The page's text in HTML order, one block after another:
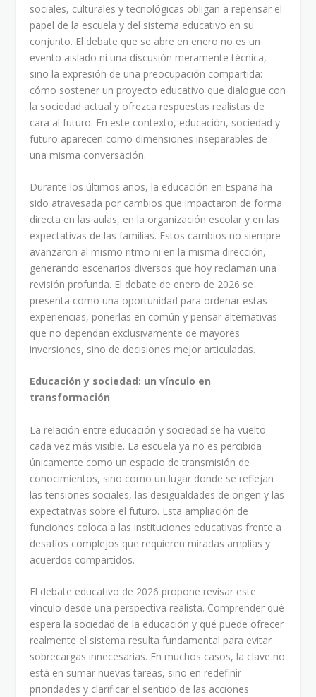
sociales, culturales y tecnológicas obligan a repensar el
papel de la escuela y del sistema educativo en su
conjunto. El debate que se abre en enero no es un
evento aislado ni una discusión meramente técnica,
sino la expresión de una preocupación compartida:
cómo sostener un proyecto educativo que dialogue con
la sociedad actual y ofrezca respuestas realistas de
cara al futuro. En este contexto, educación, sociedad y
futuro aparecen como dimensiones inseparables de
una misma conversación.
Durante los últimos años, la educación en España ha
sido atravesada por cambios que impactaron de forma
directa en las aulas, en la organización escolar y en las
expectativas de las familias. Estos cambios no siempre
avanzaron al mismo ritmo ni en la misma dirección,
generando escenarios diversos que hoy reclaman una
revisión profunda. El debate de enero de 2026 se
presenta como una oportunidad para ordenar estas
experiencias, ponerlas en común y pensar alternativas
que no dependan exclusivamente de mayores
inversiones, sino de decisiones mejor articuladas.
Educación y sociedad: un vínculo en
transformación
La relación entre educación y sociedad se ha vuelto
cada vez más visible. La escuela ya no es percibida
únicamente como un espacio de transmisión de
conocimientos, sino como un lugar donde se reflejan
las tensiones sociales, las desigualdades de origen y las
expectativas sobre el futuro. Esta ampliación de
funciones coloca a las instituciones educativas frente a
desafíos complejos que requieren miradas amplias y
acuerdos compartidos.
El debate educativo de 2026 propone revisar este
vínculo desde una perspectiva realista. Comprender qué
espera la sociedad de la educación y qué puede ofrecer
realmente el sistema resulta fundamental para evitar
sobrecargas innecesarias. En muchos casos, la clave no
está en sumar nuevas tareas, sino en redefinir
prioridades y clarificar el sentido de las acciones